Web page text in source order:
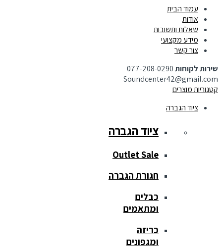
עמוד הבית
אודות
שאלות ותשובות
מידע מקצועי
צור קשר
שירות לקוחות077-208-0290
Soundcenter42@gmail.com
קטגוריות מוצרים
ציוד הגברה
ציוד הגברה
Outlet Sale
חגורת הגברה
כבלים
ומתאמים
כריזה
ומגפונים